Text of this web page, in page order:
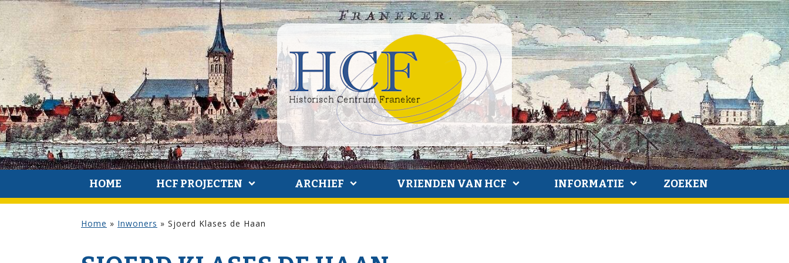
HOME HCF PROJECTEN ARCHIEF VRIENDEN VAN HCF INFORMATIE ZOEKEN
Home » Inwoners » Sjoerd Klases de Haan